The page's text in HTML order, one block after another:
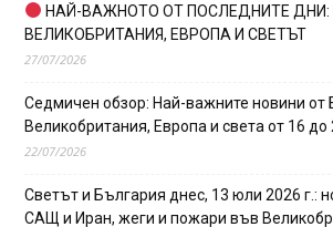
НАЙ-ВАЖНОТО ОТ ПОСЛЕДНИТЕ ДНИ:
ВЕЛИКОБРИТАНИЯ, ЕВРОПА И СВЕТЪТ
27/07/2026
Седмичен обзор: Най-важните новини от
Великобритания, Европа и света от 16 до
22/07/2026
Светът и България днес, 13 юли 2026 г.:
САЩ и Иран, жеги и пожари във